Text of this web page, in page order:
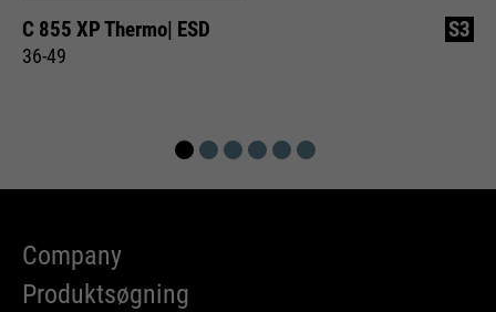
C 855 XP Thermo| ESD
36-49
S3
Company
Produktsøgning